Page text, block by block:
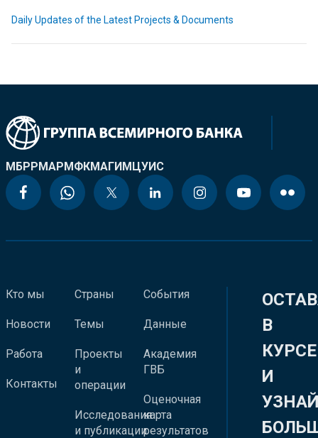
Daily Updates of the Latest Projects & Documents
МБРРМАРМФКМАГИМЦУИС
Кто мы
Новости
Работа
Контакты
Страны
Темы
Проекты
и
операции
Исследования
и публикации
События
Данные
Академия
ГВБ
Оценочная
карта
результатов
В
КУРСЕ
И